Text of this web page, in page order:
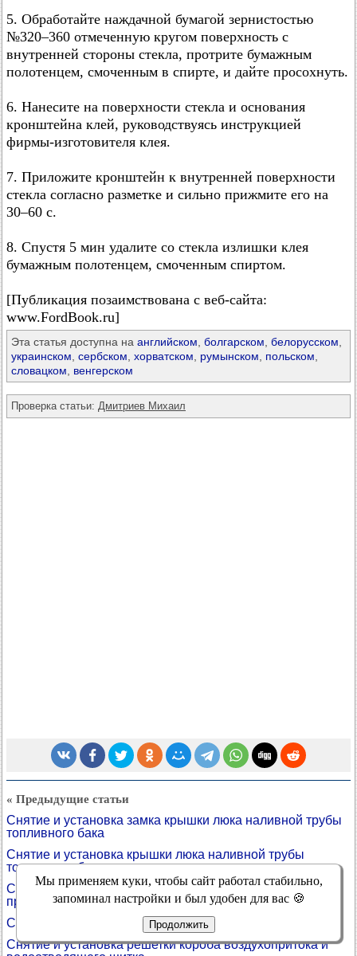
5. Обработайте наждачной бумагой зернистостью
№320–360 отмеченную кругом поверхность с
внутренней стороны стекла, протрите бумажным
полотенцем, смоченным в спирте, и дайте просохнуть.
6. Нанесите на поверхности стекла и основания
кронштейна клей, руководствуясь инструкцией
фирмы-изготовителя клея.
7. Приложите кронштейн к внутренней поверхности
стекла согласно разметке и сильно прижмите его на
30–60 с.
8. Спустя 5 мин удалите со стекла излишки клея
бумажным полотенцем, смоченным спиртом.
[Публикация позаимствована с веб-сайта:
www.FordBook.ru]
Эта статья доступна на английском болгарском белорусском
украинском сербском хорватском румынском польском
словацком
венгерском
Проверка статьи: Дмитриев Михаил
« Предыдущие статьи
Снятие и установка замка крышки люка наливной трубы
топливного бака
Снятие и установка крышки люка наливной трубы
топливного бака
Снятие, установка и регулировка замка капота и его
привода
Снятие и установка капота
Снятие и установка решетки короба воздухопритока и
Мы применяем куки, чтобы сайт работал стабильно,
запоминал настройки и был удобен для вас 🍪
Продолжить